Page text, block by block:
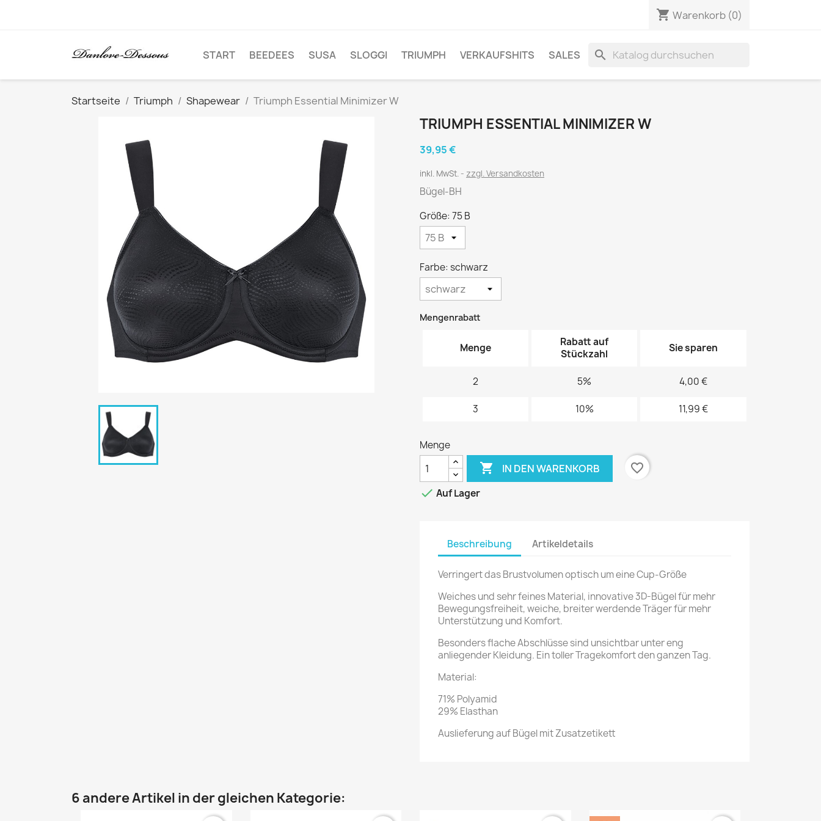
shopping_cart Warenkorb (0)
START BEEDEES SUSA SLOGGI TRIUMPH VERKAUFSHITS SALES search
Startseite Triumph Shapewear Triumph Essential Minimizer W
TRIUMPH ESSENTIAL MINIMIZER W
39,95 €
inkl. MwSt. zzgl. Versandkosten
Bügel-BH
Größe: 75 B
Farbe: schwarz
Mengenrabatt
Menge
Rabatt auf
Stückzahl
Sie sparen
2 5% 4,00 €
3 10% 11,99 €
Menge
 IN DEN WARENKORB
favorite_border
 Auf Lager
Beschreibung Artikeldetails
Verringert das Brustvolumen optisch um eine Cup-Größe
Weiches und sehr feines Material, innovative 3D-Bügel für mehr
Bewegungsfreiheit, weiche, breiter werdende Träger für mehr
Unterstützung und Komfort.
Besonders flache Abschlüsse sind unsichtbar unter eng
anliegender Kleidung. Ein toller Tragekomfort den ganzen Tag.
Material:
71% Polyamid
29% Elasthan
Auslieferung auf Bügel mit Zusatzetikett
6 andere Artikel in der gleichen Kategorie: